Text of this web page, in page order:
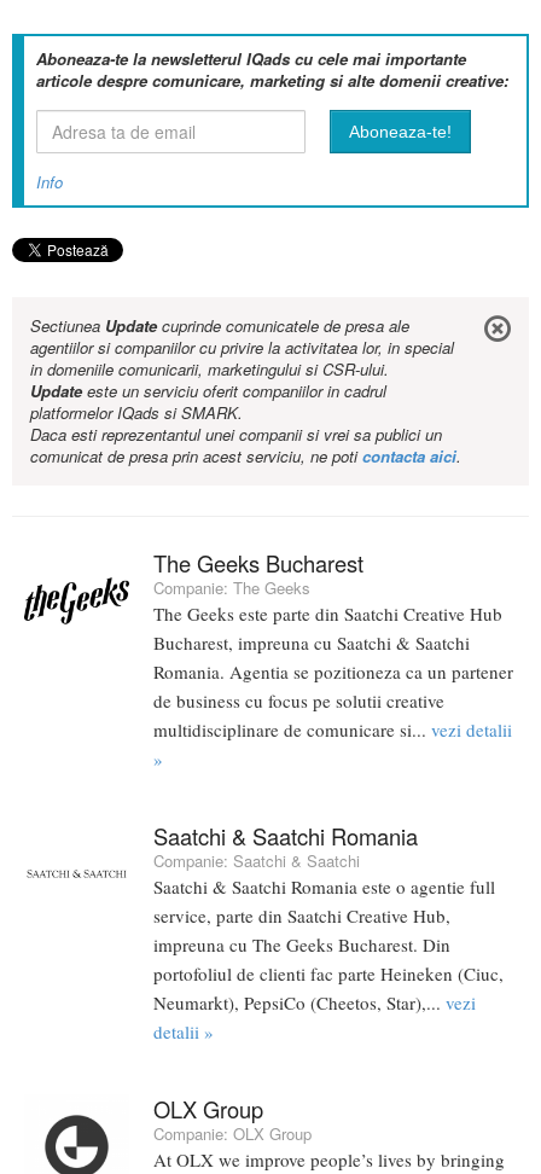
Aboneaza-te la newsletterul IQads cu cele mai importante
articole despre comunicare, marketing si alte domenii creative:
Info
Sectiunea Updatecuprinde comunicatele de presa ale
agentiilor si companiilor cu privire la activitatea lor, in special
in domeniile comunicarii, marketingului si CSR-ului.
Updateeste un serviciu oferit companiilor in cadrul
platformelor IQads si SMARK.
Daca esti reprezentantul unei companii si vrei sa publici un
comunicat de presa prin acest serviciu, ne poticontacta aici.
The Geeks Bucharest
Companie: The Geeks
The Geeks este parte din Saatchi Creative Hub
Bucharest, impreuna cu Saatchi & Saatchi
Romania. Agentia se pozitioneza ca un partener
de business cu focus pe solutii creative
multidisciplinare de comunicare si... vezi detalii
»
Saatchi & Saatchi Romania
Companie: Saatchi & Saatchi
Saatchi & Saatchi Romania este o agentie full
service, parte din Saatchi Creative Hub,
impreuna cu The Geeks Bucharest. Din
portofoliul de clienti fac parte Heineken (Ciuc,
Neumarkt), PepsiCo (Cheetos, Star),... vezi
detalii »
OLX Group
Companie: OLX Group
At OLX we improve people’s lives by bringing